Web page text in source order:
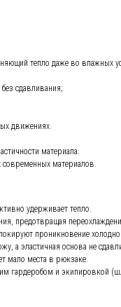
тепло даже во влажных
сдавливания;
движениях.
материала.
современных материалов.
удерживает тепло.
предотвращая
проникновение
а эластичная основа не
мало места в рюкзаке.
гардеробом и экипировкой